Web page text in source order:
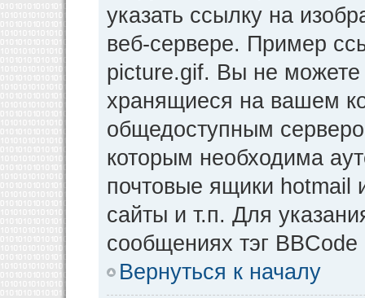
указать ссылку на
веб-сервере. Пример
picture.gif. Вы не можете
хранящиеся на вашем
общедоступным
которым необходима
почтовые ящики
сайты и т.п. Для
сообщениях тэг BBCode
Вернуться к началу